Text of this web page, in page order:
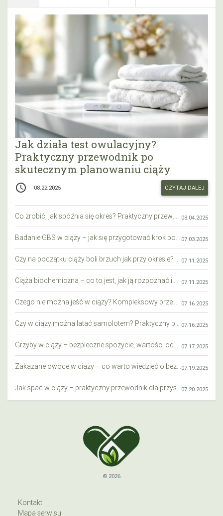
Jak działa test owulacyjny?
Praktyczny przewodnik po
skutecznym planowaniu ciąży
access_time 08.22.2025 CZYTAJ DALEJ
08.04.2025
07.03.2025
07.11.2025
07.11.2025
07.16.2025
07.16.2025
07.17.2025
07.19.2025
07.20.2025
© 2026
Kontakt
Mapa serwisu